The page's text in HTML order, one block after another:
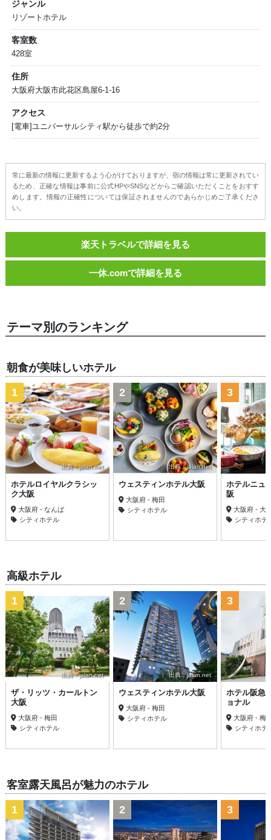
ジャンル
リゾートホテル
客室数
428室
住所
大阪府大阪市此花区島屋6-1-16
アクセス
[電車]ユニバーサルシティ駅から徒歩で約2分
常に最新の情報に更新するよう心がけておりますが、宿の情報は常に更新されてい
るため、正確な情報は事前に公式HPやSNSなどからご確認いただくことをおすす
めします。情報の正確性については保証されませんのであらかじめご了承くださ
い。
楽天トラベルで詳細を見る
一休.comで詳細を見る
テーマ別のランキング
朝食が美味しいホテル
出典：jalan.net
1
ホテルロイヤルクラシッ
ク大阪
大阪府 - なんば
シティホテル
出典：jalan.net
2
ウェスティンホテル大阪
大阪府 - 梅田
シティホテル
3
ホテルニュ
阪
大阪府 - 大
シティホテ
高級ホテル
出典：jalan.net
1
ザ・リッツ・カールトン
大阪
大阪府 - 梅田
シティホテル
出典：jalan.net
2
ウェスティンホテル大阪
大阪府 - 梅田
シティホテル
3
ホテル阪急
ョナル
大阪府 - 梅
シティホテ
客室露天風呂が魅力のホテル
1 2 3